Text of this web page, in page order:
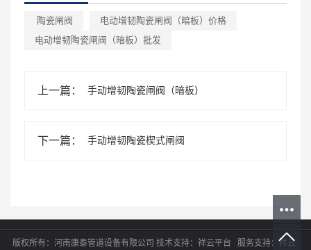
陶瓷闸阀
电动增韧陶瓷闸阀（暗板）价格
电动增韧陶瓷闸阀（暗板）批发
上一篇： 手动增韧陶瓷闸阀（暗板）
下一篇： 手动增韧陶瓷楔式闸阀
版权所有：河南康泰管道设备有限公司 技术支持： 祥云平台 服务支持：祥云